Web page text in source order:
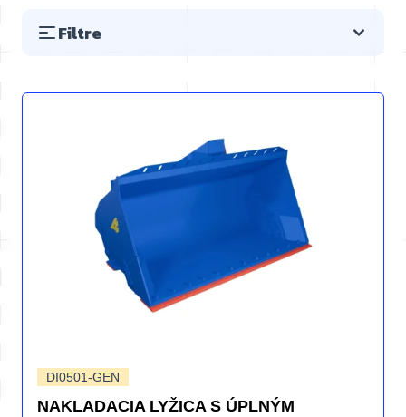
Filtre
DI0501-GEN
NAKLADACIA LYŽICA S ÚPLNÝM